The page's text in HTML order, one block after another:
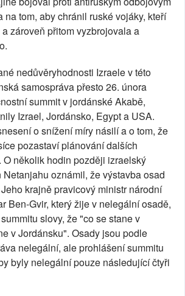
na tom, aby chránil ruské vojáky, kteří
zároveň přitom vyzbrojovala a
nedůvěryhodnosti Izraele v této
samospráva přesto 26. února
summit v jordánské Akabě,
Izrael, Jordánsko, Egypt a USA.
o snížení míry násilí a o tom, že
pozastaví plánování dalších
několik hodin později izraelský
oznámil, že výstavba osad
krajně pravicový ministr národní
Ben-Gvir, který žije v nelegální osadě,
slovy, že "co se stane v
v Jordánsku". Osady jsou podle
nelegální, ale prohlášení summitu
byly nelegální pouze následující čtyři